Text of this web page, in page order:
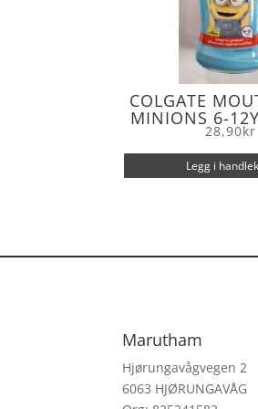
COLGATE
MINIONS 6-
28,90kr
Legg i
Marutham
Hjørungavågvegen 2
6063 HJØRUNGAVÅG